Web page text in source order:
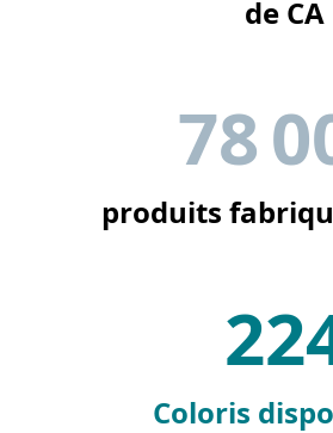
de CA
78
produits
Coloris